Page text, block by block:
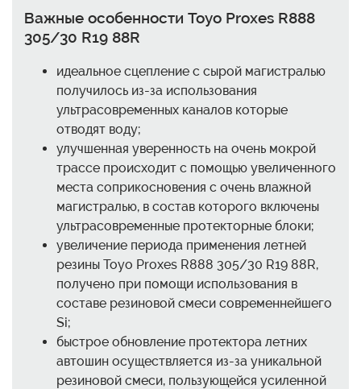
Важные особенности Toyo Proxes R888
305/30 R19 88R
идеальное сцепление с сырой магистралью
получилось из-за использования
ультрасовременных каналов которые
отводят воду;
улучшенная уверенность на очень мокрой
трассе происходит с помощью увеличенного
места соприкосновения с очень влажной
магистралью, в состав которого включены
ультрасовременные протекторные блоки;
увеличение периода применения летней
резины Toyo Proxes R888 305/30 R19 88R,
получено при помощи использования в
составе резиновой смеси современнейшего
Si;
быстрое обновление протектора летних
автошин осуществляется из-за уникальной
резиновой смеси, пользующейся усиленной